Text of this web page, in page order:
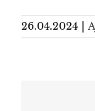
26.04.2024